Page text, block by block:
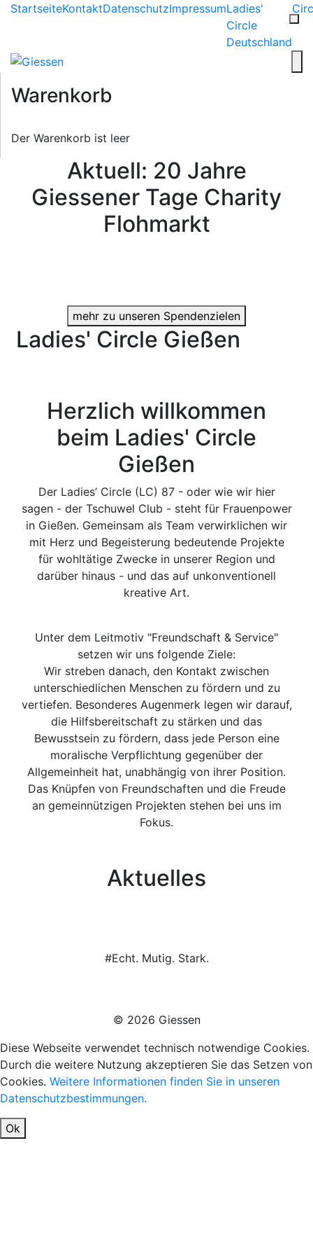
StartseiteKontaktDatenschutzImpressumLadies'
Circle
Deutschland
Warenkorb
Der Warenkorb ist leer
Aktuell: 20 Jahre
Giessener Tage Charity
Flohmarkt
mehr zu unseren Spendenzielen
Ladies' Circle Gießen
Herzlich willkommen
beim Ladies' Circle
Gießen
Der Ladies’ Circle (LC) 87 - oder wie wir hier
sagen - der Tschuwel Club - steht für Frauenpower
in Gießen. Gemeinsam als Team verwirklichen wir
mit Herz und Begeisterung bedeutende Projekte
für wohltätige Zwecke in unserer Region und
darüber hinaus - und das auf unkonventionell
kreative Art.
Unter dem Leitmotiv "Freundschaft & Service"
setzen wir uns folgende Ziele:
Wir streben danach, den Kontakt zwischen
unterschiedlichen Menschen zu fördern und zu
vertiefen. Besonderes Augenmerk legen wir darauf,
die Hilfsbereitschaft zu stärken und das
Bewusstsein zu fördern, dass jede Person eine
moralische Verpflichtung gegenüber der
Allgemeinheit hat, unabhängig von ihrer Position.
Das Knüpfen von Freundschaften und die Freude
an gemeinnützigen Projekten stehen bei uns im
Fokus.
Aktuelles
#Echt. Mutig. Stark.
© 2026 Giessen
Diese Webseite verwendet technisch notwendige Cookies.
Durch die weitere Nutzung akzeptieren Sie das Setzen von
Cookies. Weitere Informationen finden Sie in unseren
Datenschutzbestimmungen.
Ok